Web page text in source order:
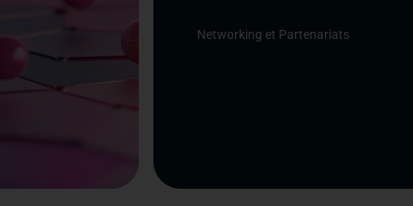
Networking et Partenariats